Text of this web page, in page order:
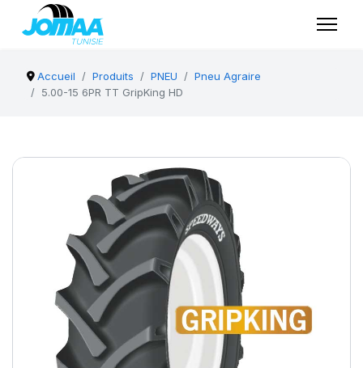
Accueil Produits PNEU
Pneu Agraire
5.00-15 6PR TT GripKing HD